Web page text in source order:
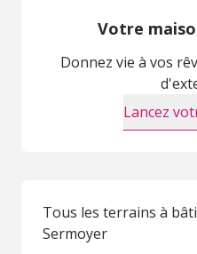
Votre
Donnez vie à vos
Lancez
Tous les terrains à
Sermoyer